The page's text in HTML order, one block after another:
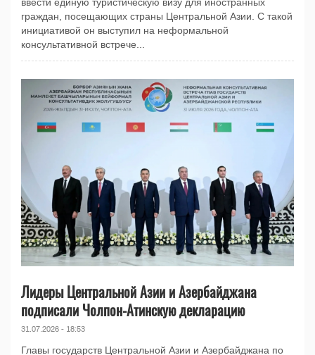
ввести единую туристическую визу для иностранных
граждан, посещающих страны Центральной Азии. С такой
инициативой он выступил на неформальной
консультативной встрече...
Лидеры Центральной Азии и Азербайджана
подписали Чолпон-Атинскую декларацию
31.07.2026 - 18:53
Главы государств Центральной Азии и Азербайджана по